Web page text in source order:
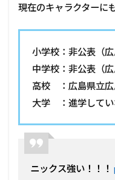
現在のキャラクターに
小学校：非公表（広
中学校：非公表（広
高校 ：広島県立広
大学 ：進学してい
ニックス強い！！！